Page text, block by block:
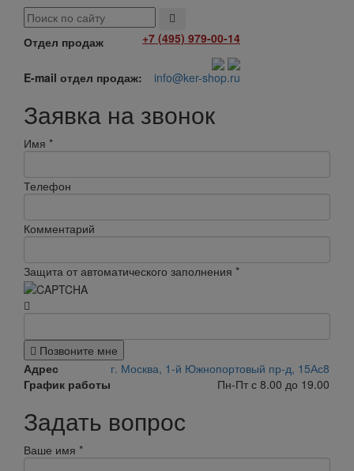
Отдел продаж +7 (495) 979-00-14
E-mail отдел продаж: info@ker-shop.ru
Заявка на звонок
Имя *
Телефон
Комментарий
Защита от автоматического заполнения *
Позвоните мне
Адрес
г. Москва, 1-й Южнопортовый пр-д, 15Ас8
График работы
Пн-Пт с 8.00 до 19.00
Задать вопрос
Ваше имя *